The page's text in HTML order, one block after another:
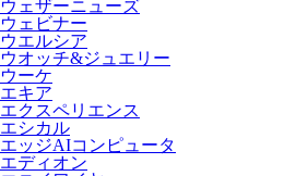
ウェザーニューズ
ウェビナー
ウエルシア
ウオッチ&ジュエリー
ウーケ
エキア
エクスペリエンス
エシカル
エッジAIコンピュータ
エディオン